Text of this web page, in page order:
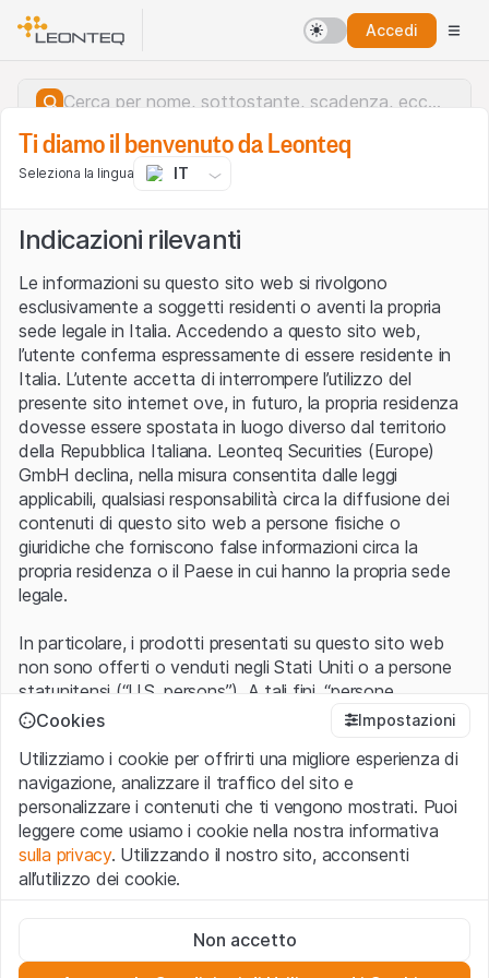
Accedi
Errore del server.
Ti diamo il benvenuto da Leonteq
Seleziona la lingua IT
Indicazioni rilevanti
Le informazioni su questo sito web si rivolgono
esclusivamente a soggetti residenti o aventi la propria
sede legale in Italia. Accedendo a questo sito web,
l’utente conferma espressamente di essere residente in
Italia. L’utente accetta di interrompere l’utilizzo del
presente sito internet ove, in futuro, la propria residenza
dovesse essere spostata in luogo diverso dal territorio
della Repubblica Italiana. Leonteq Securities (Europe)
GmbH declina, nella misura consentita dalle leggi
applicabili, qualsiasi responsabilità circa la diffusione dei
contenuti di questo sito web a persone fisiche o
giuridiche che forniscono false informazioni circa la
propria residenza o il Paese in cui hanno la propria sede
legale.
In particolare, i prodotti presentati su questo sito web
non sono offerti o venduti negli Stati Uniti o a persone
statunitensi (“U.S. persons”). A tali fini, “persone
statunitensi” vanno intese nel significato ad esse ascritto
1933 che include le persone residenti negli Stati Uniti
d’America, le società per azioni e le altre forme societarie
americane.
Condizioni di utilizzo e informazioni legali
Con l’accesso al sito web (di seguito, il “Sito”) si dichiara
avvertenze importanti e le condizioni di utilizzo ivi rese
Cookies Impostazioni
Utilizziamo i cookie per offrirti una migliore esperienza di
navigazione, analizzare il traffico del sito e
personalizzare i contenuti che ti vengono mostrati. Puoi
leggere come usiamo i cookie nella nostra informativa
sulla privacy. Utilizzando il nostro sito, acconsenti
all’utilizzo dei cookie.
Questi cookie sono necessari per il funzionamento del sito
web e non possono essere disattivati.
Non accetto